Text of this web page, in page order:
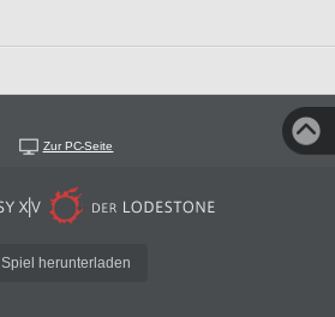
Zur PC-Seite
Spiel herunterladen